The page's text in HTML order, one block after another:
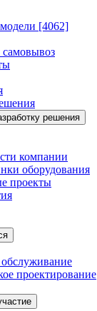
[4062]
самовывоз
решения
компании
оборудования
проекты
проектирование